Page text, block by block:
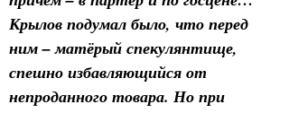
Крылов подумал было, что перед
ним – матёрый спекулянтище,
спешно избавляющийся от
непроданного товара. Но при